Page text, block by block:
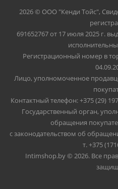
2026 © ООО "Кенди Тойс",
691652767 от 17 июля 2025 г.
Регистрационный номер в
Лицо, уполномоченное
Контактный телефон: +375 (29)
Государственный орган,
обращения
с законодательством об
т. +375
Intimshop.by © 2026. Все